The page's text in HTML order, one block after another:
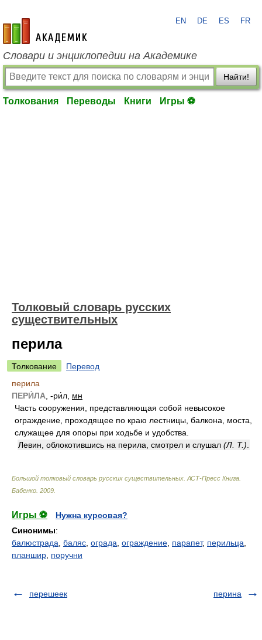
academic.ru
EN DE ES FR
Словари и энциклопедии на Академике
Найти!
Толкования Переводы Книги Игры ⚽
Толковый словарь русских
существительных
перила
Толкование
Перевод
перила
ПЕРИ́ЛА , -ри́л, мн
Часть сооружения, представляющая собой невысокое
ограждение, проходящее по краю лестницы, балкона, моста,
служащее для опоры при ходьбе и удобства.
Левин, облокотившись на перила, смотрел и слушал (Л. Т.)
Большой толковый словарь русских существительных. АСТ-Пресс Книга
Бабенко 2009
Игры ⚽
Нужна курсовая?
Синонимы:
балюстрада баляс ограда ограждение парапет, перильца
планшир поручни
перешеек перина